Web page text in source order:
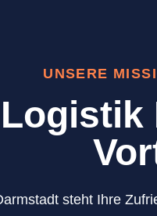
UNSERE
steht Ihre